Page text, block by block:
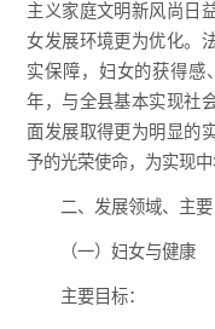
主义家庭文明新风尚日
女发展环境更为优化。
实保障，妇女的获得感
年，与全县基本实现社
面发展取得更为明显的
予的光荣使命，为实现
二、发展领域、主要
（一）妇女与健康
主要目标：